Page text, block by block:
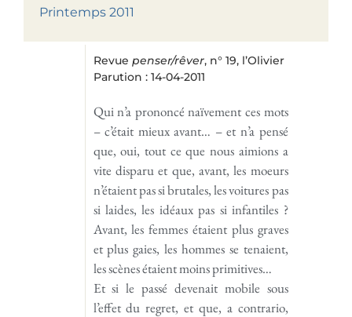
Printemps 2011
Revue penser/rêver, n° 19, l’Olivier
Parution : 14-04-2011
Qui n’a prononcé naïvement ces mots
– c’était mieux avant… – et n’a pensé
que, oui, tout ce que nous aimions a
vite disparu et que, avant, les moeurs
n’étaient pas si brutales, les voitures pas
si laides, les idéaux pas si infantiles ?
Avant, les femmes étaient plus graves
et plus gaies, les hommes se tenaient,
les scènes étaient moins primitives…
Et si le passé devenait mobile sous
l’effet du regret, et que, a contrario,